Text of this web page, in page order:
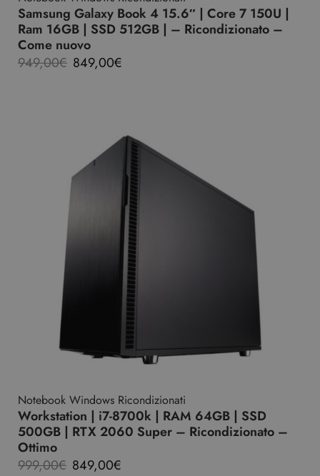
Samsung Galaxy Book 4 15.6″ | Core 7 150U |
Ram 16GB | SSD 512GB | – Ricondizionato –
Come nuovo
949,00€ 849,00€
Notebook Windows Ricondizionati
Workstation | i7-8700k | RAM 64GB | SSD
500GB | RTX 2060 Super – Ricondizionato –
Ottimo
999,00€ 849,00€